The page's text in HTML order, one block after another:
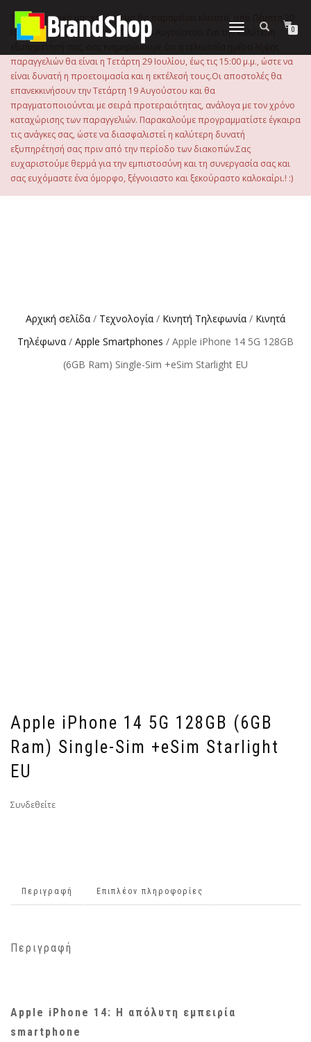
περιεχόμενο
Εναλλαγή
0
Το ηλεκτρονικό μας κατάστημα θα παραμείνει κλειστό, από Πέμπτη 30
Ιουλίου 2026 μέχρι και την Τρίτη 18 Αυγούστου. Για την καλύτερη
εξυπηρέτησή σας, σας ενημερώνουμε ότι η τελευταία ημέρα λήψης
παραγγελιών θα είναι η Τετάρτη 29 Ιουλίου, έως τις 15:00 μ.μ., ώστε να
είναι δυνατή η προετοιμασία και η εκτέλεσή τους.Οι αποστολές θα
επανεκκινήσουν την Τετάρτη 19 Αυγούστου και θα
πραγματοποιούνται με σειρά προτεραιότητας, ανάλογα με τον χρόνο
καταχώρισης των παραγγελιών. Παρακαλούμε προγραμματίστε έγκαιρα
τις ανάγκες σας, ώστε να διασφαλιστεί η καλύτερη δυνατή
εξυπηρέτησή σας πριν από την περίοδο των διακοπών.Σας
ευχαριστούμε θερμά για την εμπιστοσύνη και τη συνεργασία σας και
σας ευχόμαστε ένα όμορφο, ξέγνοιαστο και ξεκούραστο καλοκαίρι.! :)
Αρχική σελίδα / Τεχνολογία / Κινητή Τηλεφωνία / Κινητά
Τηλέφωνα / Apple Smartphones / Apple iPhone 14 5G 128GB
(6GB Ram) Single-Sim +eSim Starlight EU
Apple iPhone 14 5G 128GB (6GB
Ram) Single-Sim +eSim Starlight
EU
Συνδεθείτε
Περιγραφή Επιπλέον πληροφορίες
Περιγραφή
Apple iPhone 14: Η απόλυτη εμπειρία
smartphone